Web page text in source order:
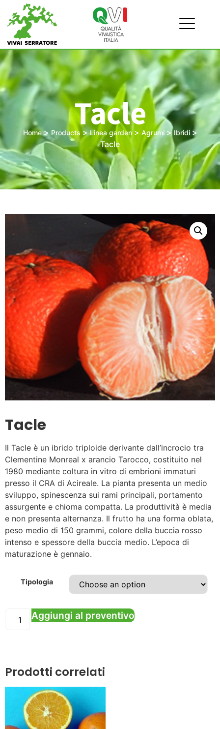
Tacle
Home> Products >Linea garden> Agrumi>Ibridi>
Tacle
Tacle
Il Tacle è un ibrido triploide derivante dall’incrocio tra
Clementine Monreal x arancio Tarocco, costituito nel
1980 mediante coltura in vitro di embrioni immaturi
presso il CRA di Acireale. La pianta presenta un medio
sviluppo, spinescenza sui rami principali, portamento
assurgente e chioma compatta. La produttività è media
e non presenta alternanza. Il frutto ha una forma oblata,
peso medio di 150 grammi, colore della buccia rosso
intenso e spessore della buccia medio. L’epoca di
maturazione è gennaio.
Tipologia
Aggiungi al preventivo
Prodotti correlati